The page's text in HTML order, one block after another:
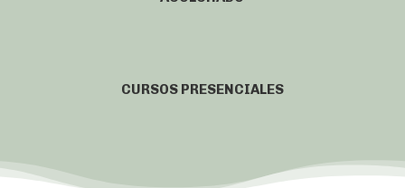
CURSOS PRESENCIALES